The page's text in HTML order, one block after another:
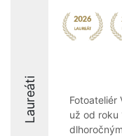
Laureáti
Fotoateliér
už od roku